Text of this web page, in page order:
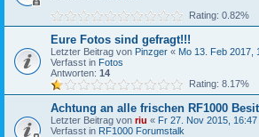
Rating: 0.82%
Eure Fotos sind gefragt!!!
Letzter Beitrag von Pinzger « Mo 13. Feb 2017,
Verfasst in Fotos
Antworten: 14
Rating: 8.17%
Achtung an alle frischen RF1000
Letzter Beitrag von riu « Fr 27. Nov 2015, 16:47
Verfasst in RF1000 Forumstalk